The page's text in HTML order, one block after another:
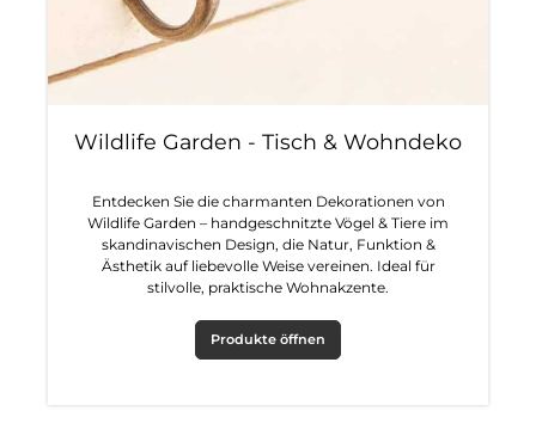
Wildlife Garden - Tisch & Wohndeko
Entdecken Sie die charmanten Dekorationen von
Wildlife Garden – handgeschnitzte Vögel & Tiere im
skandinavischen Design, die Natur, Funktion &
Ästhetik auf liebevolle Weise vereinen. Ideal für
stilvolle, praktische Wohnakzente.
Produkte öffnen